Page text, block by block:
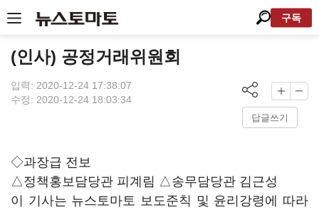
구독
(인사) 공정거래위원회
입력: 2020-12-24 17:38:07
수정: 2020-12-24 18:03:34
답글쓰기
◇과장급 전보
△정책홍보담당관 피계림 △송무담당관 김근성
이 기사는 뉴스토마토 보도준칙 및 윤리강령에 따라